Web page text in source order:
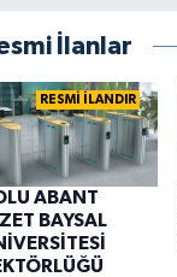
İlanlar
RESMİ İLANDIR
ABANT
BAYSAL